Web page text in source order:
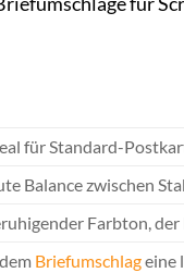
für Standard-
Balance zwischen
Farbton,
Briefumschlageine